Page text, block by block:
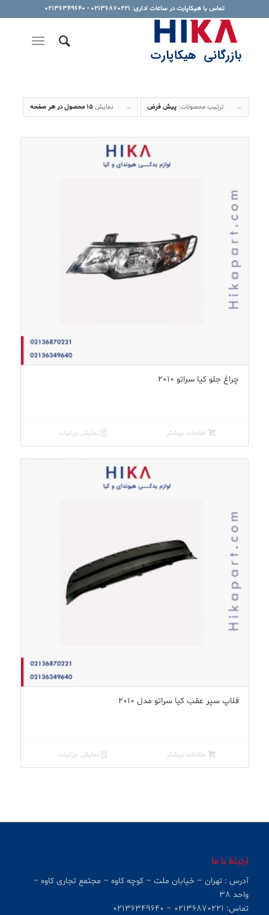
تماس با هیکاپارت در ساعات اداری: 02136870221 - 02136349640
ترتیب محصولات: پیش فرض نمایش 15 محصول در هر صفحه
چراغ جلو کیا سراتو ۲۰۱۰
اطلاعات بیشتر نمایش جزئیات
فلاپ سپر عقب کیا سراتو مدل ۲۰۱۰
اطلاعات بیشتر نمایش جزئیات
ارتباط با ما
آدرس : تهران – خیابان ملت – کوچه کاوه – مجتمع تجاری کاوه –
واحد ۳۸
تماس: ۰۲۱۳۶۸۷۰۲۲۱ – ۰۲۱۳۶۳۴۹۶۴۰